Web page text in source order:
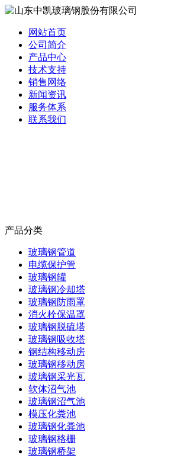
网站首页
公司简介
产品中心
技术支持
销售网络
新闻资讯
服务体系
联系我们
产品分类
玻璃钢管道
电缆保护管
玻璃钢罐
玻璃钢冷却塔
玻璃钢防雨罩
消火栓保温罩
玻璃钢脱硫塔
玻璃钢吸收塔
钢结构移动房
玻璃钢移动房
玻璃钢采光瓦
软体沼气池
玻璃钢沼气池
模压化粪池
玻璃钢化粪池
玻璃钢格栅
玻璃钢桥架